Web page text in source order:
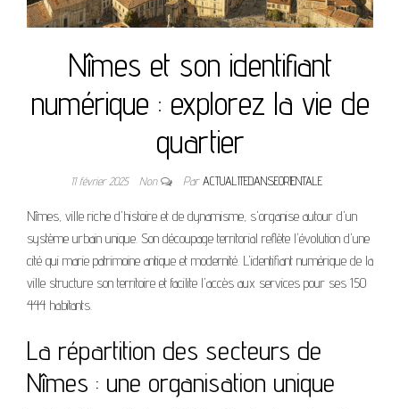
Nîmes et son identifiant
numérique : explorez la vie de
quartier
11 février 2025 Non ParACTUALITEDANSEORIENTALE
Nîmes, ville riche d'histoire et de dynamisme, s'organise autour d'un
système urbain unique. Son découpage territorial reflète l'évolution d'une
cité qui marie patrimoine antique et modernité. L'identifiant numérique de la
ville structure son territoire et facilite l'accès aux services pour ses 150
444 habitants.
La répartition des secteurs de
Nîmes : une organisation unique